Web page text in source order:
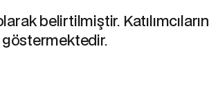
belirtilmiştir. Katılımcıların